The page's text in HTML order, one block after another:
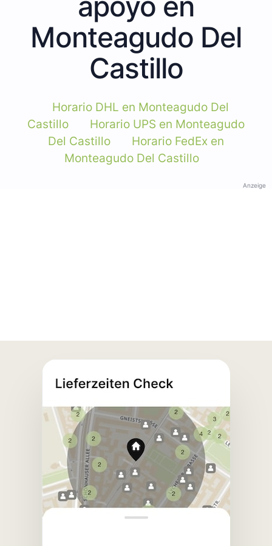
Monteagudo Del
Castillo
Horario DHL en Monteagudo Del
Castillo
Horario UPS en Monteagudo
Del Castillo
Horario FedEx en
Monteagudo Del Castillo
Anzeige